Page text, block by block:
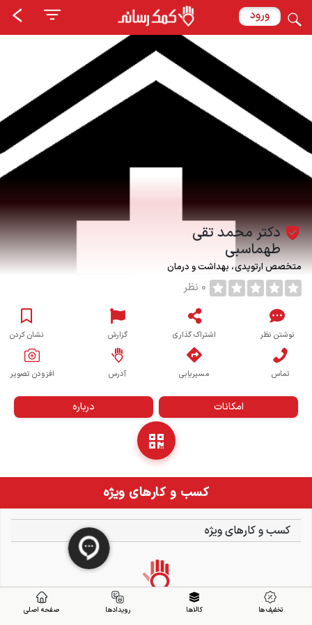
ورود
دکتر محمد تقی
طهماسبی
متخصص ارتوپدی بهداشت و درمان
0 نظر
نوشتن نظر اشتراک گذاری گزارش نشان کردن
تماس مسیریابی آدرس افزودن تصویر
امکانات درباره
کسب و کارهای ویژه
کسب و کارهای ویژه
تخفیف ها کالاها رویدادها صفحه اصلی